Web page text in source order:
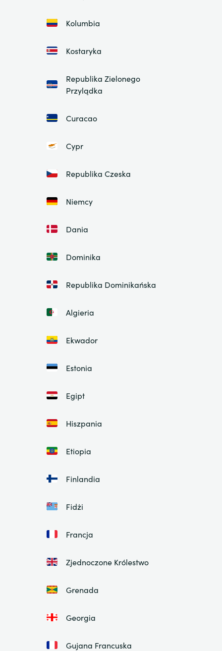
Kolumbia
Kostaryka
Republika Zielonego
Przylądka
Curacao
Cypr
Republika Czeska
Niemcy
Dania
Dominika
Republika Dominikańska
Algieria
Ekwador
Estonia
Egipt
Hiszpania
Etiopia
Finlandia
Fidżi
Francja
Zjednoczone Królestwo
Grenada
Georgia
Gujana Francuska